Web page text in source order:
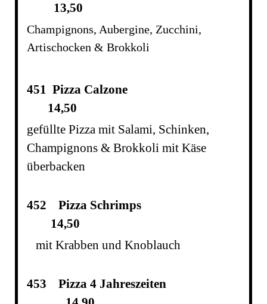
13,50
Champignons, Aubergine, Zucchini,
Artischocken & Brokkoli
451 Pizza Calzone
14,50
gefüllte Pizza mit Salami, Schinken,
Champignons & Brokkoli mit Käse
überbacken
452 Pizza Schrimps
14,50
mit Krabben und Knoblauch
453 Pizza 4 Jahreszeiten